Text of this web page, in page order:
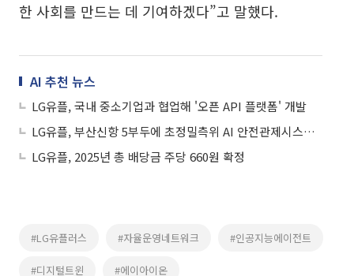
한 사회를 만드는 데 기여하겠다”고 말했다.
AI 추천 뉴스
LG유플, 국내 중소기업과 협업해 '오픈 API 플랫폼' 개발
LG유플, 부산신항 5부두에 초정밀측위 AI 안전관제시스템 구축
LG유플, 2025년 총 배당금 주당 660원 확정
#LG유플러스 #자율운영네트워크 #인공지능에이전트
#디지털트윈 #에이아이온